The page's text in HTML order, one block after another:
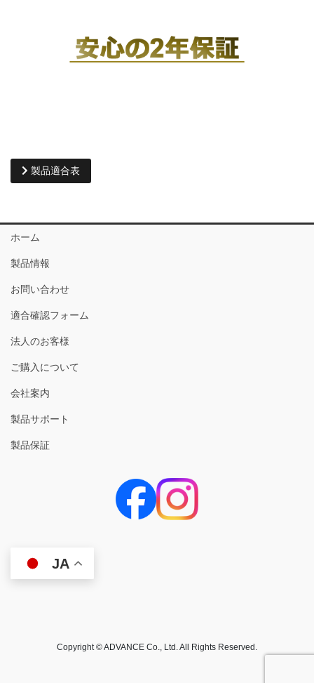
製品適合表
ホーム
製品情報
お問い合わせ
適合確認フォーム
法人のお客様
ご購入について
会社案内
製品サポート
製品保証
JA
Copyright © ADVANCE Co., Ltd. All Rights Reserved.